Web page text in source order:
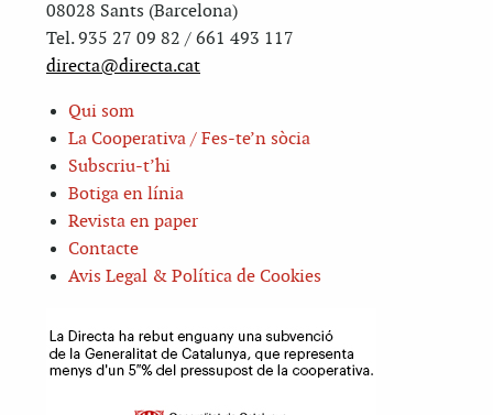
08028 Sants (Barcelona)
Tel. 935 27 09 82 / 661 493 117
directa@directa.cat
Qui som
La Cooperativa / Fes-te’n sòcia
Subscriu-t’hi
Botiga en línia
Revista en paper
Contacte
Avis Legal & Política de Cookies